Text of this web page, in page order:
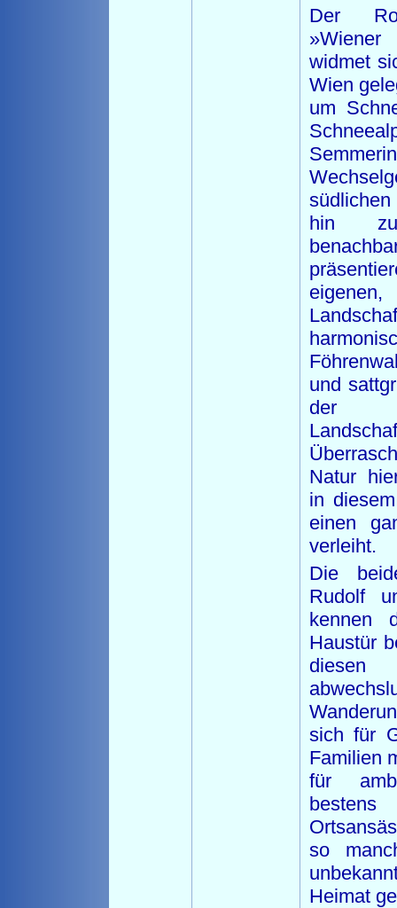
Der
widmet
Wien
um
hin
eigenen,
und
der
Natur
in
einen
verleiht.
Die
Rudolf
kennen
Haustür
diesen
sich für
Familien
für
so
Heimat